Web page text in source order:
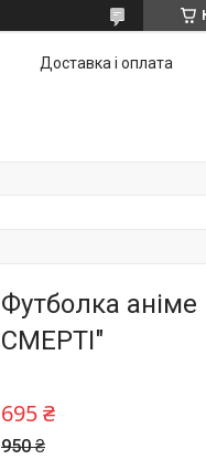
Доставка і оплата
Футболка
СМЕРТІ"
950 ₴
695 ₴